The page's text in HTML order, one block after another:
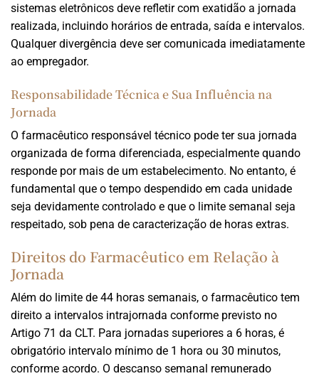
sistemas eletrônicos deve refletir com exatidão a jornada
realizada, incluindo horários de entrada, saída e intervalos.
Qualquer divergência deve ser comunicada imediatamente
ao empregador.
Responsabilidade Técnica e Sua Influência na
Jornada
O farmacêutico responsável técnico pode ter sua jornada
organizada de forma diferenciada, especialmente quando
responde por mais de um estabelecimento. No entanto, é
fundamental que o tempo despendido em cada unidade
seja devidamente controlado e que o limite semanal seja
respeitado, sob pena de caracterização de horas extras.
Direitos do Farmacêutico em Relação à
Jornada
Além do limite de 44 horas semanais, o farmacêutico tem
direito a intervalos intrajornada conforme previsto no
Artigo 71 da CLT. Para jornadas superiores a 6 horas, é
obrigatório intervalo mínimo de 1 hora ou 30 minutos,
conforme acordo. O descanso semanal remunerado